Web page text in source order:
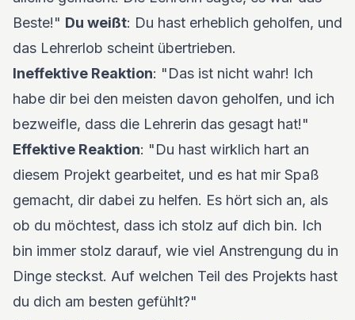
Beste!" Du weißt: Du hast erheblich geholfen, und
das Lehrerlob scheint übertrieben.
Ineffektive Reaktion: "Das ist nicht wahr! Ich
habe dir bei den meisten davon geholfen, und ich
bezweifle, dass die Lehrerin das gesagt hat!"
Effektive Reaktion: "Du hast wirklich hart an
diesem Projekt gearbeitet, und es hat mir Spaß
gemacht, dir dabei zu helfen. Es hört sich an, als
ob du möchtest, dass ich stolz auf dich bin. Ich
bin immer stolz darauf, wie viel Anstrengung du in
Dinge steckst. Auf welchen Teil des Projekts hast
du dich am besten gefühlt?"